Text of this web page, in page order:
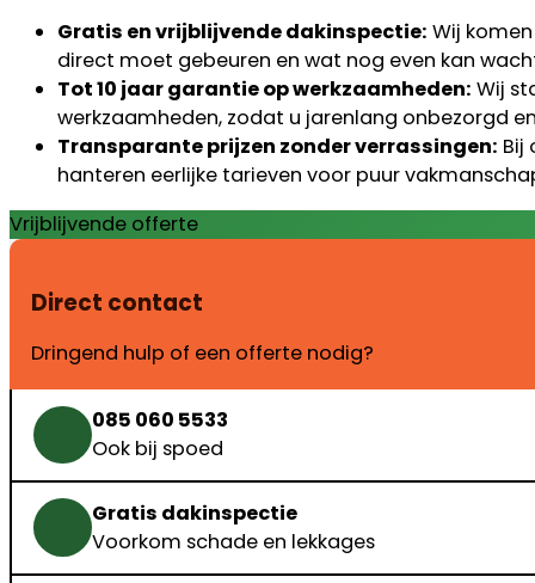
Gratis en vrijblijvende dakinspectie: Wij
direct moet gebeuren en wat nog even kan
Tot 10 jaar garantie op werkzaamheden: Wij
werkzaamheden, zodat u jarenlang onbezorgd
Transparante prijzen zonder verrassingen: Bij
hanteren eerlijke tarieven voor puur
Vrijblijvende offerte
Direct contact
Dringend hulp of een offerte nodig?
085 060 5533
Ook bij spoed
Gratis dakinspectie
Voorkom schade en lekkages